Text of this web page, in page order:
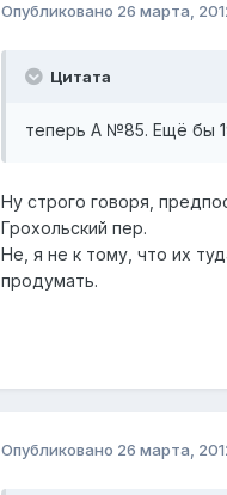
Опубликовано 26 марта,
Цитата
теперь А №85. Ещё бы
Ну строго говоря,
Грохольский пер.
Не, я не к тому, что их
продумать.
Опубликовано 26 марта,